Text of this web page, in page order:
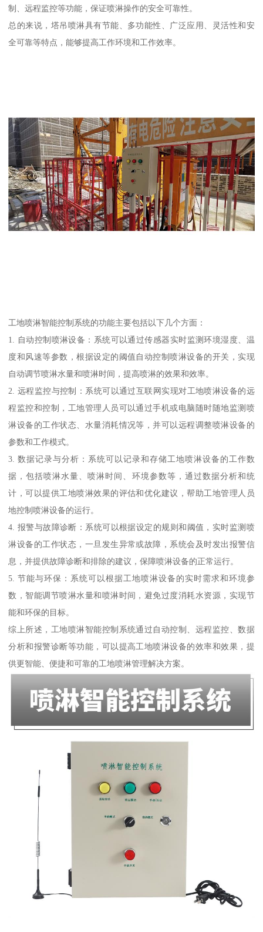
制、远程监控等功能，保证喷淋操作的安全可靠性。
总的来说，塔吊喷淋具有节能、多功能性、广泛应用、灵活性和安
全可靠等特点，能够提高工作环境和工作效率。
工地喷淋智能控制系统的功能主要包括以下几个方面：
1. 自动控制喷淋设备：系统可以通过传感器实时监测环境湿度、温
度和风速等参数，根据设定的阈值自动控制喷淋设备的开关，实现
自动调节喷淋水量和喷淋时间，提高喷淋的效果和效率。
2. 远程监控与控制：系统可以通过互联网实现对工地喷淋设备的远
程监控和控制，工地管理人员可以通过手机或电脑随时随地监测喷
淋设备的工作状态、水量消耗情况等，并可以远程调整喷淋设备的
参数和工作模式。
3. 数据记录与分析：系统可以记录和存储工地喷淋设备的工作数
据，包括喷淋水量、喷淋时间、环境参数等，通过数据分析和统
计，可以提供工地喷淋效果的评估和优化建议，帮助工地管理人员
地控制喷淋设备的运行。
4. 报警与故障诊断：系统可以根据设定的规则和阈值，实时监测喷
淋设备的工作状态，一旦发生异常或故障，系统会及时发出报警信
息，并提供故障诊断和排除的建议，保障喷淋设备的正常运行。
5. 节能与环保：系统可以根据工地喷淋设备的实时需求和环境参
数，智能调节喷淋水量和喷淋时间，避免过度消耗水资源，实现节
能和环保的目标。
综上所述，工地喷淋智能控制系统通过自动控制、远程监控、数据
分析和报警诊断等功能，可以提高工地喷淋设备的效率和效果，提
供更智能、便捷和可靠的工地喷淋管理解决方案。